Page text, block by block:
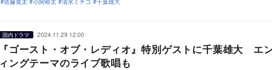
国内ドラマ 2024.11.29 12:00
『ゴースト・オブ・レディオ』特別ゲストに千葉雄大 エ
ィングテーマのライブ歌唱も